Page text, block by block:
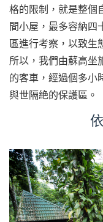
格的限制，就是整個
間小屋，最多容納四
區進行考察，以致生
所以，我們由蘇高坐
的客車，經過個多小
與世隔絶的保護區。